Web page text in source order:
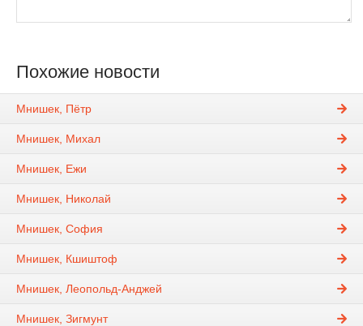
Похожие новости
Мнишек, Пётр
Мнишек, Михал
Мнишек, Ежи
Мнишек, Николай
Мнишек, София
Мнишек, Кшиштоф
Мнишек, Леопольд-Анджей
Мнишек, Зигмунт